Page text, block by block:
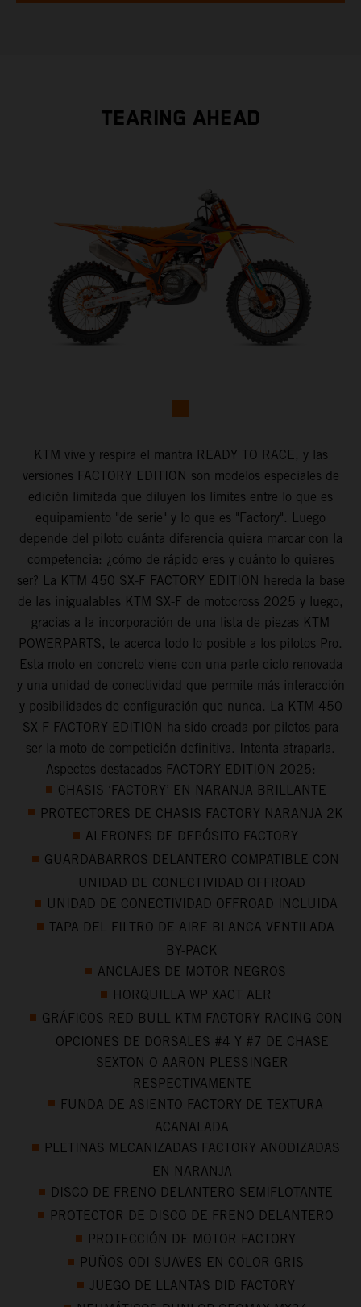
TEARING AHEAD
KTM vive y respira el mantra READY TO RACE, y las
versiones FACTORY EDITION son modelos especiales de
edición limitada que diluyen los límites entre lo que es
equipamiento "de serie" y lo que es "Factory". Luego
depende del piloto cuánta diferencia quiera marcar con la
competencia: ¿cómo de rápido eres y cuánto lo quieres
ser? La KTM 450 SX-F FACTORY EDITION hereda la base
de las inigualables KTM SX-F de motocross 2025 y luego,
gracias a la incorporación de una lista de piezas KTM
POWERPARTS, te acerca todo lo posible a los pilotos Pro.
Esta moto en concreto viene con una parte ciclo renovada
y una unidad de conectividad que permite más interacción
y posibilidades de configuración que nunca. La KTM 450
SX-F FACTORY EDITION ha sido creada por pilotos para
ser la moto de competición definitiva. Intenta atraparla.
Aspectos destacados FACTORY EDITION 2025:
CHASIS ‘FACTORY’ EN NARANJA BRILLANTE
PROTECTORES DE CHASIS FACTORY NARANJA 2K
ALERONES DE DEPÓSITO FACTORY
GUARDABARROS DELANTERO COMPATIBLE CON
UNIDAD DE CONECTIVIDAD OFFROAD
UNIDAD DE CONECTIVIDAD OFFROAD INCLUIDA
TAPA DEL FILTRO DE AIRE BLANCA VENTILADA
BY-PACK
ANCLAJES DE MOTOR NEGROS
HORQUILLA WP XACT AER
GRÁFICOS RED BULL KTM FACTORY RACING CON
OPCIONES DE DORSALES #4 Y #7 DE CHASE
SEXTON O AARON PLESSINGER
RESPECTIVAMENTE
FUNDA DE ASIENTO FACTORY DE TEXTURA
ACANALADA
PLETINAS MECANIZADAS FACTORY ANODIZADAS
EN NARANJA
DISCO DE FRENO DELANTERO SEMIFLOTANTE
PROTECTOR DE DISCO DE FRENO DELANTERO
PROTECCIÓN DE MOTOR FACTORY
PUÑOS ODI SUAVES EN COLOR GRIS
JUEGO DE LLANTAS DID FACTORY